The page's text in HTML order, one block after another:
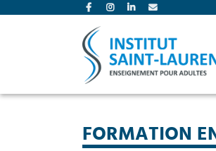
FORMATION